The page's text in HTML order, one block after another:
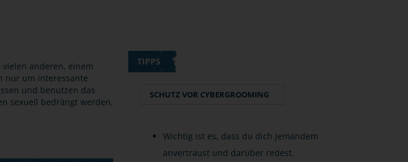
anderen, einem
nur um interessante
und benutzen das
sexuell bedrängt werden,
TIPPS
SCHUTZ VOR CYBERGROOMING
Wichtig ist es, dass du dich jemandem
anvertraust und darüber redest.